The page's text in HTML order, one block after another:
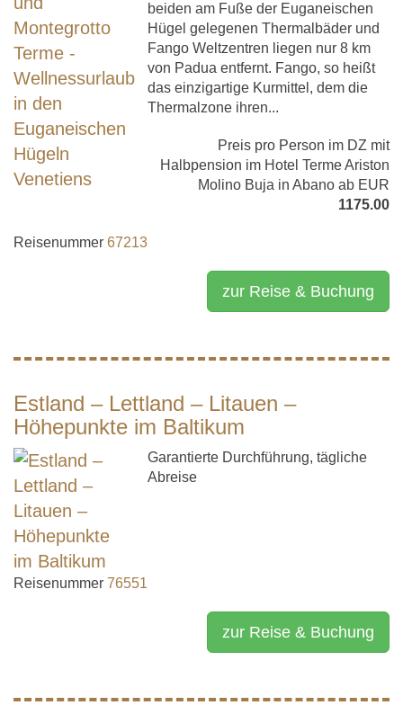
beiden am Fuße der Euganeischen
Hügel gelegenen Thermalbäder und
Fango Weltzentren liegen nur 8 km
von Padua entfernt. Fango, so heißt
das einzigartige Kurmittel, dem die
Thermalzone ihren...
Preis pro Person im DZ mit
Halbpension im Hotel Terme Ariston
Molino Buja in Abano ab EUR
1175.00
Reisenummer 67213
zur Reise & Buchung
Estland – Lettland – Litauen –
Höhepunkte im Baltikum
Garantierte Durchführung, tägliche
Abreise
Reisenummer 76551
zur Reise & Buchung